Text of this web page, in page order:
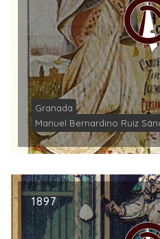
Granada
Manuel Bernardino Ruiz
1897